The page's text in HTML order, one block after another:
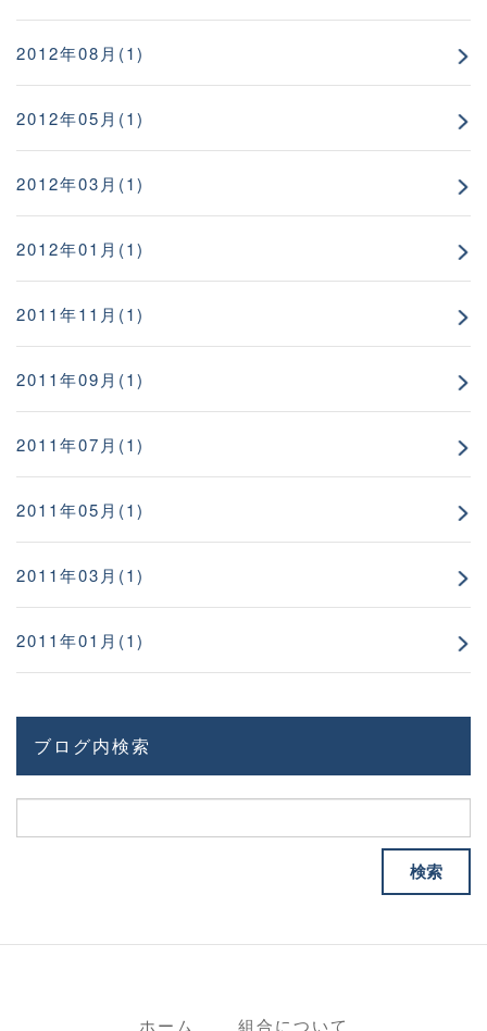
2012年08月(1)
2012年05月(1)
2012年03月(1)
2012年01月(1)
2011年11月(1)
2011年09月(1)
2011年07月(1)
2011年05月(1)
2011年03月(1)
2011年01月(1)
ブログ内検索
ホーム 組合について